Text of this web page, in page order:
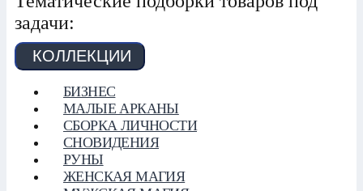
задачи:
КОЛЛЕКЦИИ
БИЗНЕС
МАЛЫЕ АРКАНЫ
СБОРКА ЛИЧНОСТИ
СНОВИДЕНИЯ
РУНЫ
ЖЕНСКАЯ МАГИЯ